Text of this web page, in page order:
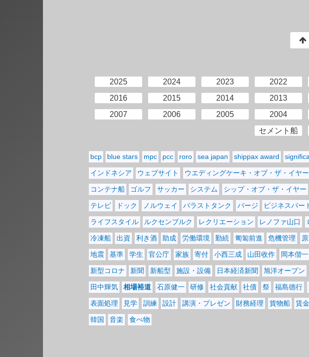
2025 2024 2023 2022
2016
2015 2014 2013
2007
2006 2005 2004
セメント船
bcp blue stars mpc pcc roro sea japan shippax award
インドネシア ウェブサイト ウエディングケーキ・オブ・ザ・イヤー
コンテナ船 ゴルフ サッカー システム シップ・オブ・ザ・イヤー
テレビ ドック ノルウェイ バラストタンク バージ ビジネスパー
ライフスタイル ルクセンブルク レクリエーション レノファ山口
冷凍船 出資 利き酒 助成 労働環境 勤続 匍匐前進 危機管理
地震 基準 学生 官公庁 家族 寄付 小西三成 山田收作 岡本偕一
新型コロナ 新聞 新船型 施設・設備 日本経済新聞 旭洋オープン
田中輝気 相場裕道 石原健一 研修 社会貢献 社債 祭 福島德行
表面処理 見学 訓練 設計 講演・プレゼン 財務経理 貨物船 賃金
韓国 音楽 食べ物